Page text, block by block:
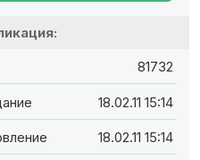
81732
18.02.11 15:14
18.02.11 15:14